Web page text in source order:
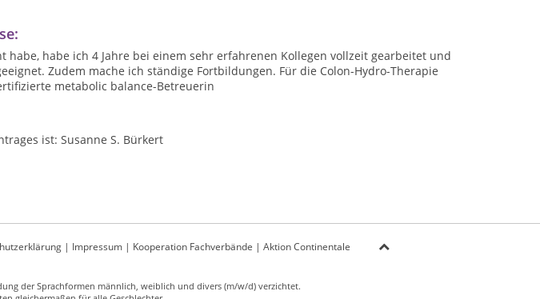
habe, habe ich 4 Jahre bei einem sehr erfahrenen Kollegen vollzeit gearbeitet und
Zudem mache ich ständige Fortbildungen. Für die Colon-Hydro-Therapie
metabolic balance-Betreuerin
ist: Susanne S. Bürkert
| Impressum| Kooperation Fachverbände | Aktion Continentale
der Sprachformen männlich, weiblich und divers (m/w/d) verzichtet.